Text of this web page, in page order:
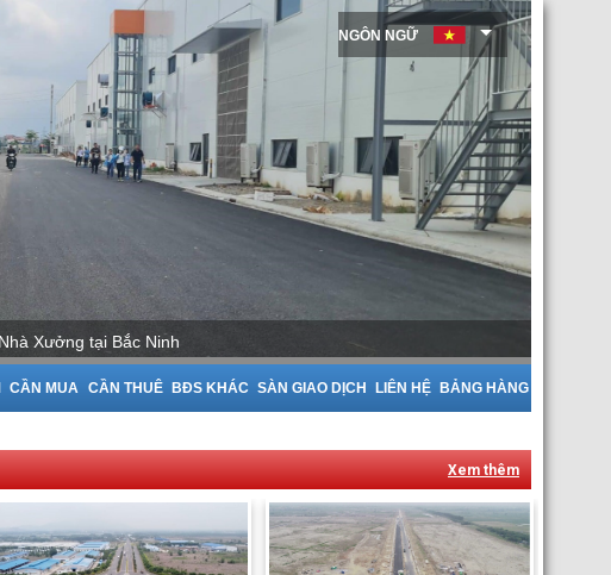
Cho Thuê Nhà Xưởng tại Bắc Giang
CẦN MUA CẦN THUÊ BĐS KHÁC SÀN GIAO DỊCH LIÊN HỆ BẢNG HÀNG
NGÔN NGỮ
Xem thêm